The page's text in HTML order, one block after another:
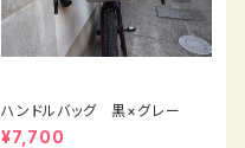
ハンドルバッグ 黒×グレー
¥7,700